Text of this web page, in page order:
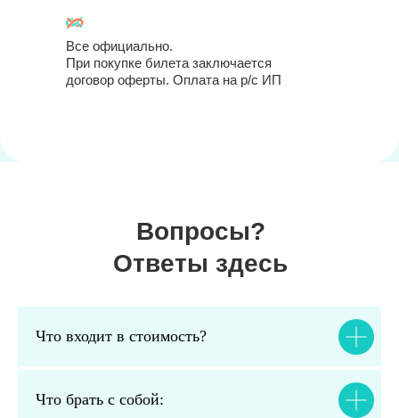
Все официально.
При покупке билета заключается
договор оферты. Оплата на р/с ИП
Вопросы?
Ответы здесь
Что входит в стоимость?
Что брать с собой: